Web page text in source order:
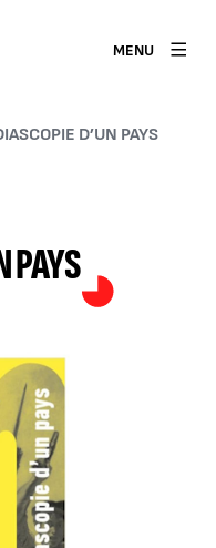
MENU
D’UN PAYS
PAYS